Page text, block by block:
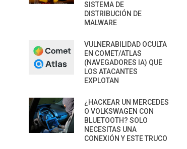
SISTEMA DE
DISTRIBUCIÓN DE
MALWARE
VULNERABILIDAD OCULTA
EN COMET/ATLAS
(NAVEGADORES IA) QUE
LOS ATACANTES
EXPLOTAN
¿HACKEAR UN MERCEDES
O VOLKSWAGEN CON
BLUETOOTH? SOLO
NECESITAS UNA
CONEXIÓN Y ESTE TRUCO